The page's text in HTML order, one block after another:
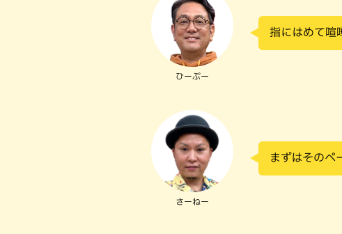
ひーぷー
指にはめて喧
さーねー
まずはそのペ